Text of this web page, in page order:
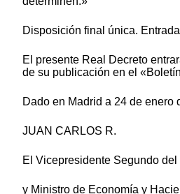
Disposición final única.
El presente Real Decreto
de su publicación en el
Dado en Madrid a 24 de enero
JUAN CARLOS R.
El Vicepresidente Segundo del
y Ministro de Economía y